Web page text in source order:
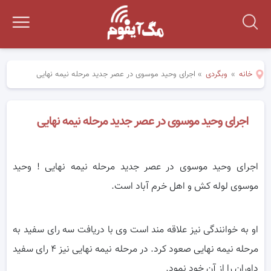
خانه » وبگردی » اجرای وحید موسوی در عصر جدید مرحله نیمه نهایی
اجرای وحید موسوی در عصر جدید مرحله نیمه نهایی
اجرای وحید موسوی در عصر جدید مرحله نیمه نهایی ! وحید
موسوی لوله کش و اهل خرم آباد است.
او به خوانندگی نیز علاقه مند است وی با دریافت سه رای سفید به
مرحله نیمه نهایی صعود کرد. در مرحله نیمه نهایی نیز ۴ رای سفید